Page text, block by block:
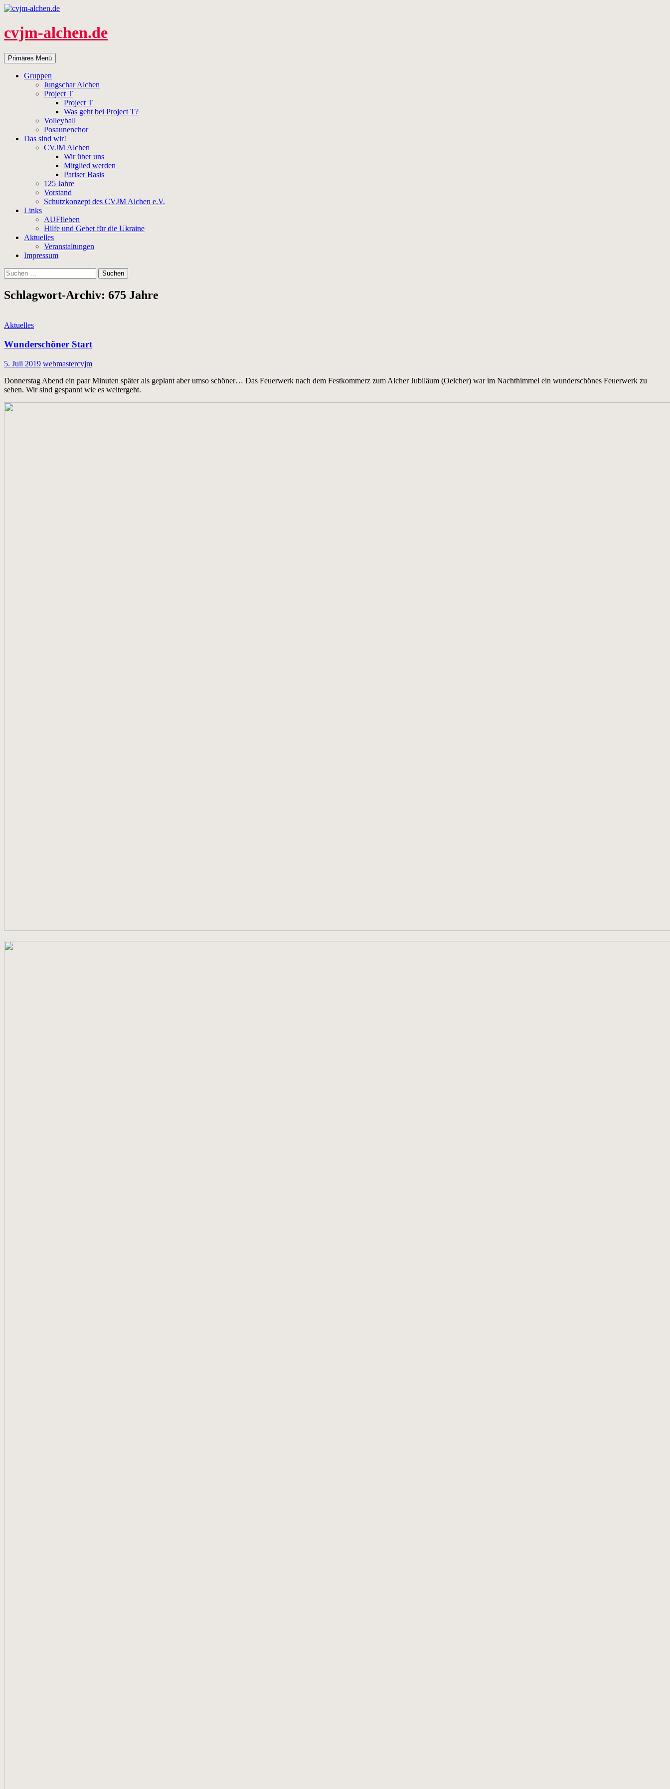
Zum
springen
cvjm-alchen.de
Suchen
Primäres Menü
Gruppen
Jungschar Alchen
Project T
Project T
Was geht bei Project T?
Volleyball
Posaunenchor
Das sind wir!
CVJM Alchen
Wir über uns
Mitglied werden
Pariser Basis
125 Jahre
Vorstand
Schutzkonzept des CVJM Alchen e.V.
Links
AUF!leben
Hilfe und Gebet für die Ukraine
Aktuelles
Veranstaltungen
Impressum
Suchen
nach:
Schlagwort-Archiv: 675 Jahre
Aktuelles
Wunderschöner Start
5. Juli 2019 webmastercvjm
Donnerstag Abend ein paar Minuten später als geplant aber umso schöner… Das Feuerwerk nach dem Festkommerz zum Alcher Jubiläum (Oelcher) war im Nachthimmel ein wunderschönes Feuerwerk zu
sehen. Wir sind gespannt wie es weitergeht.